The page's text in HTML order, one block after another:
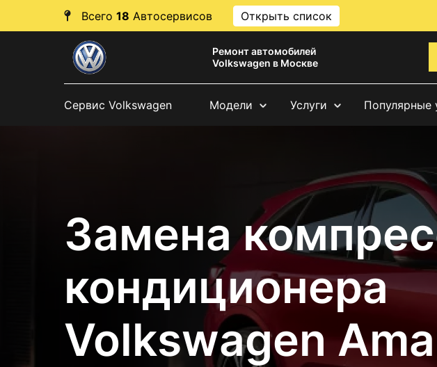
Всего 18 Автосервисов Открыть список
Ремонт автомобилей
Volkswagen в Москве
Сервис Volkswagen Модели Услуги Популярные
Замена
кондиционера
Volkswagen